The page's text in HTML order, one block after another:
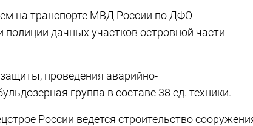
на транспорте МВД России по ДФО
дачных участков островной части
проведения аварийно-
группа в составе 38 ед. техники.
России ведется строительство